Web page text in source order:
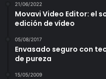
21/06/2022
Movavi Video Editor: el
edición de vídeo
05/08/2017
Envasado seguro con
de pureza
15/05/2009